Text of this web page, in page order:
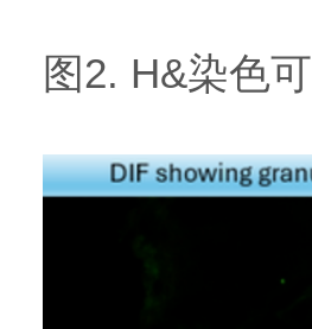
图2. H&染色